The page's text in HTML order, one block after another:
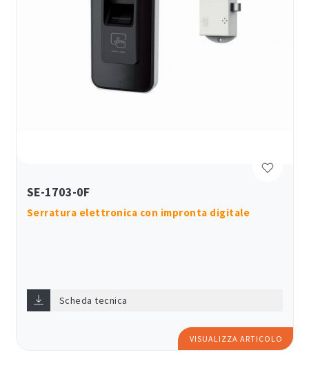
SE-1703-0F
Serratura elettronica con impronta digitale
Scheda tecnica
VISUALIZZA ARTICOLO